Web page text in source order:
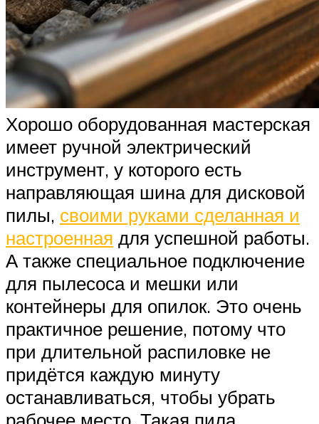
Хорошо оборудованная мастерская
имеет ручной электрический
инструмент, у которого есть
направляющая шина для дисковой
пилы, своими руками сделанная и
настроенная для успешной работы.
А также специальное подключение
для пылесоса и мешки или
контейнеры для опилок. Это очень
практичное решение, потому что
при длительной распиловке не
придётся каждую минуту
останавливаться, чтобы убрать